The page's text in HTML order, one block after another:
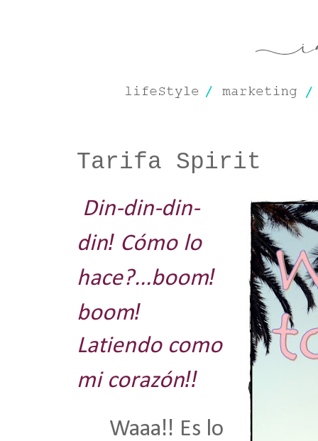
Tarifa Spirit
Din-din-din-
din! Cómo lo
hace?...boom!
boom!
Latiendo como
mi corazón!!
Waaa!! Es lo